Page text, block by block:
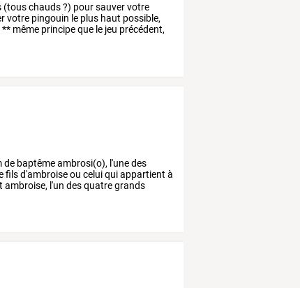
(touschauds?) poursauvervotre
votre pingouin le plus haut possible,
** même principeque le jeu précédent,
de baptêmeambrosi(o), l'unedes
filsd'ambroiseou celuiquiappartient à
ambroise, l'un desquatregrands